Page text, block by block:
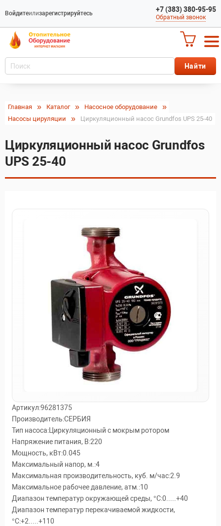
Войдитеилизарегистрируйтесь +7 (383) 380-95-95
Обратный звонок
Главная Каталог
Насосное оборудование
Насосы цируляции
Циркуляционный насос Grundfos UPS 25-40
Циркуляционный насос Grundfos
UPS 25-40
Артикул:96281375
Производитель:СЕРБИЯ
Тип насоса:Циркуляционный с мокрым ротором
Напряжение питания, В:220
Мощность, кВт:0.045
Максимальный напор, м.:4
Максимальная производительность, куб. м/час:2.9
Максимальное рабочее давление, атм.:10
Диапазон температур окружающей среды, °C:0.....+40
Диапазон температур перекачиваемой жидкости,
°C:+2.....+110